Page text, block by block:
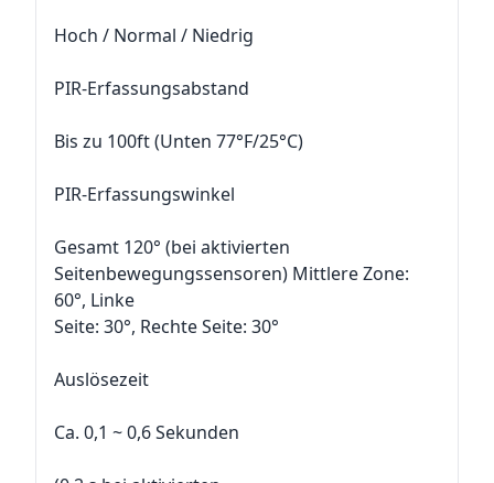
Hoch / Normal / Niedrig
PIR-Erfassungsabstand
Bis zu 100ft (Unten 77°F/25°C)
PIR-Erfassungswinkel
Gesamt 120° (bei aktivierten
Seitenbewegungssensoren) Mittlere Zone:
60°, Linke
Seite: 30°, Rechte Seite: 30°
Auslösezeit
Ca. 0,1 ~ 0,6 Sekunden